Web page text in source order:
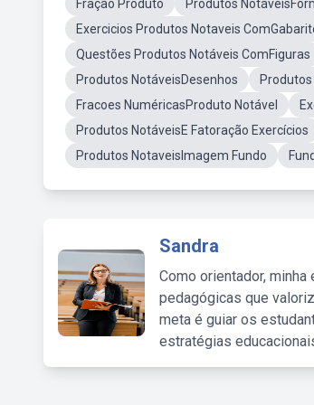
Fração Produto
Produtos
Exercicios Produtos Notaveis
Questões Produtos Notáveis ComFiguras
Produtos NotáveisDesenhos
Fracoes NuméricasProduto Notável
Produtos NotáveisE Fatoração Exercícios
Produtos NotaveisImagem Fundo
Sandra
Como orientador,
pedagógicas que
meta é guiar os
estratégias